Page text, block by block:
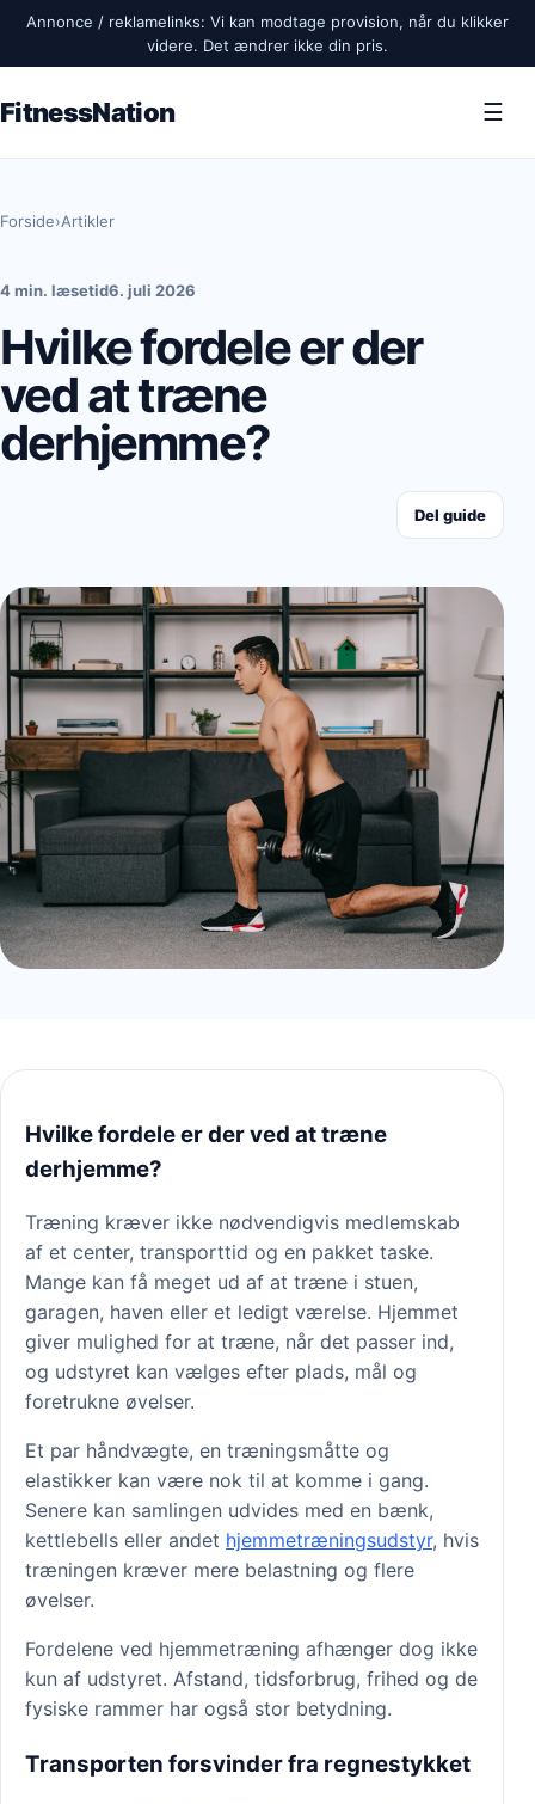
Annonce / reklamelinks: Vi kan modtage provision, når du klikker
videre. Det ændrer ikke din pris.
FitnessNation ☰
Forside›Artikler
4 min. læsetid6. juli 2026
Hvilke fordele er der
ved at træne
derhjemme?
Del guide
Hvilke fordele er der ved at træne
derhjemme?
Træning kræver ikke nødvendigvis medlemskab
af et center, transporttid og en pakket taske.
Mange kan få meget ud af at træne i stuen,
garagen, haven eller et ledigt værelse. Hjemmet
giver mulighed for at træne, når det passer ind,
og udstyret kan vælges efter plads, mål og
foretrukne øvelser.
Et par håndvægte, en træningsmåtte og
elastikker kan være nok til at komme i gang.
Senere kan samlingen udvides med en bænk,
kettlebells eller andet hjemmetræningsudstyr, hvis
træningen kræver mere belastning og flere
øvelser.
Fordelene ved hjemmetræning afhænger dog ikke
kun af udstyret. Afstand, tidsforbrug, frihed og de
fysiske rammer har også stor betydning.
Transporten forsvinder fra regnestykket